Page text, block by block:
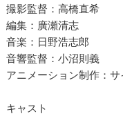
撮影監督：高橋直希
編集：廣瀬清志
音楽：日野浩志郎
音響監督：小沼則義
アニメーション制作：
キャスト